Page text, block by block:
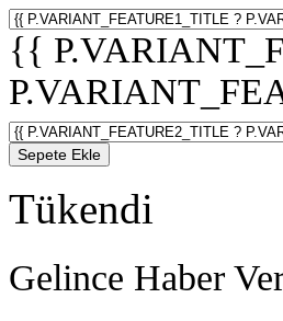
{{
Sepete Ekle
Tükendi
Gelince Haber